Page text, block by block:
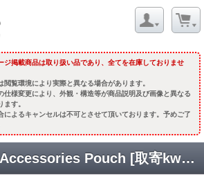
ジ掲載商品は取り扱い品であり、全てを在庫しておりませ
閲覧環境により実際と異なる場合があります。
仕様変更により、外観・構造等が商品説明及び画像と異なる
ます。
によるキャンセルは不可とさせて頂いております。予めご了
ポーチ:MOLLE Accessories Pouch [取寄kw][FY-PH-C007]